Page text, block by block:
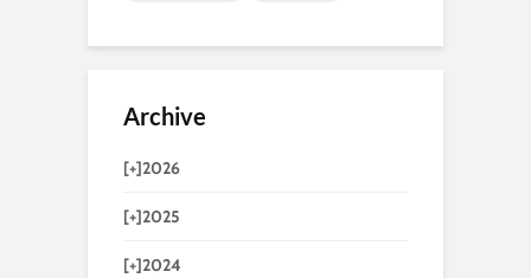
Archive
[+]2026
[+]2025
[+]2024